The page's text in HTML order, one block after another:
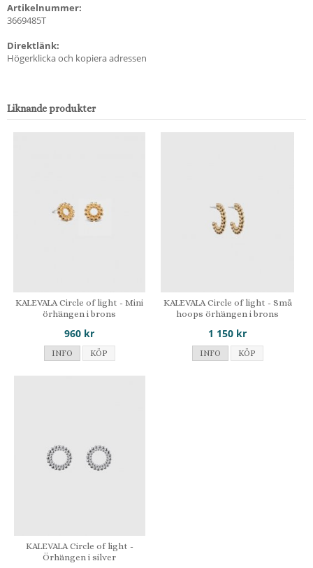
Artikelnummer:
3669485T
Direktlänk:
Högerklicka och kopiera adressen
Liknande produkter
KALEVALA Circle of light - Mini
örhängen i brons
960 kr
INFO KÖP
KALEVALA Circle of light - Små
hoops örhängen i brons
1 150 kr
INFO KÖP
KALEVALA Circle of light -
Örhängen i silver